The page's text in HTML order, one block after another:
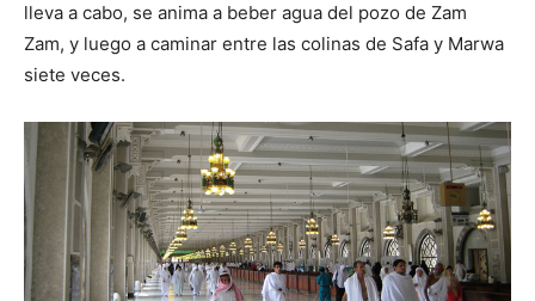
lleva a cabo, se anima a beber agua del pozo de Zam
Zam, y luego a caminar entre las colinas de Safa y Marwa
siete veces.